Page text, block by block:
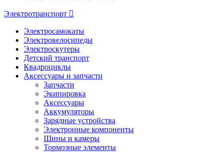
Электротранспорт
Электросамокаты
Электровелосипеды
Электроскутеры
Детский транспорт
Квадроциклы
Аксессуары и запчасти
Запчасти
Экипировка
Аксессуары
Аккумуляторы
Зарядные устройства
Электронные компоненты
Шины и камеры
Тормозные элементы